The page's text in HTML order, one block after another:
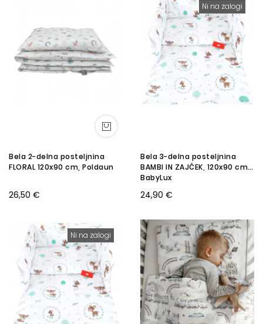
Bela 2-delna posteljnina
FLORAL 120x90 cm, Poldaun
26,50 €
Ni na zalogi
Bela 3-delna posteljnina
BAMBI IN ZAJČEK, 120x90 cm,
BabyLux
24,90 €
Ni na zalogi